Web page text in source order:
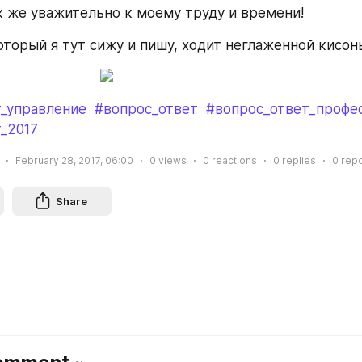
же уважительно к моему труду и времени!
я тут сижу и пишу, ходит неглаженной
#вопрос_ответ
February 28, 2017, 06:00 0 views 0 reactions 0 replies 0
Share